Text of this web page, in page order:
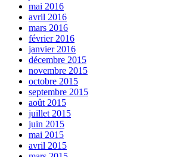
mai 2016
avril 2016
mars 2016
février 2016
janvier 2016
décembre 2015
novembre 2015
octobre 2015
septembre 2015
août 2015
juillet 2015
juin 2015
mai 2015
avril 2015